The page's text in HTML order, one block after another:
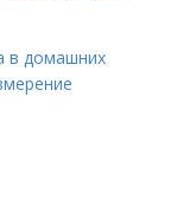
в домашних